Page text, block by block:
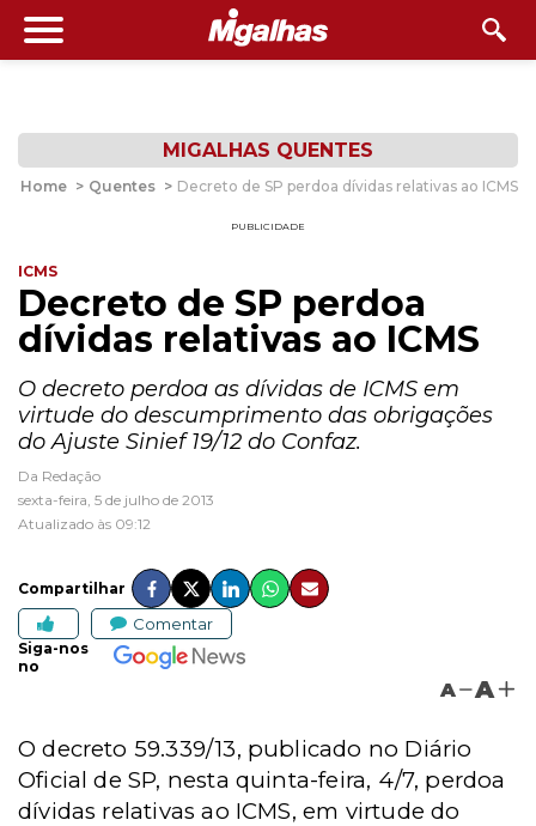
MIGALHAS QUENTES
Home > Quentes > Decreto de SP perdoa dívidas relativas ao ICMS
PUBLICIDADE
ICMS
Decreto de SP perdoa
dívidas relativas ao ICMS
O decreto perdoa as dívidas de ICMS em
virtude do descumprimento das obrigações
do Ajuste Sinief 19/12 do Confaz.
Da Redação
sexta-feira, 5 de julho de 2013
Atualizado às 09:12
Compartilhar
Comentar
Siga-nos
no
A A
O decreto 59.339/13, publicado no Diário
Oficial de SP, nesta quinta-feira, 4/7, perdoa
dívidas relativas ao ICMS, em virtude do